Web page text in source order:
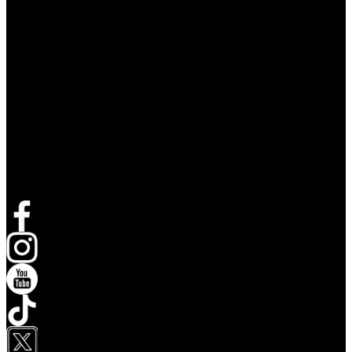
opent in een nieuw tabblad
opent in een nieuw tabblad
opent in een nieuw tabblad
opent in een nieuw tabblad
opent in een nieuw tabblad